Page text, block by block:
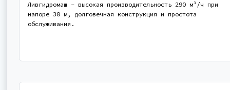
Ливгидромаш - высокая производительность 290 м³/ч при
напоре 30 м, долговечная конструкция и простота
обслуживания.